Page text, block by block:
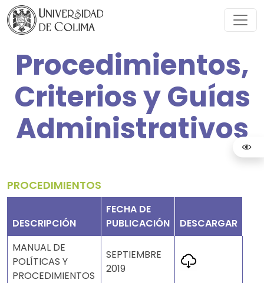
Procedimientos,
Criterios y Guías
Administrativos
PROCEDIMIENTOS
DESCRIPCIÓN
FECHA DE
PUBLICACIÓN
DESCARGAR
MANUAL DE
POLÍTICAS Y
PROCEDIMIENTOS
SEPTIEMBRE
2019